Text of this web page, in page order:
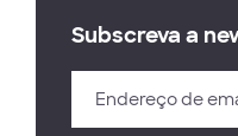
Subscreva a